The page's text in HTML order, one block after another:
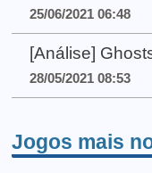
25/06/2021 06:48
[Análise]
28/05/2021 08:53
Jogos mais